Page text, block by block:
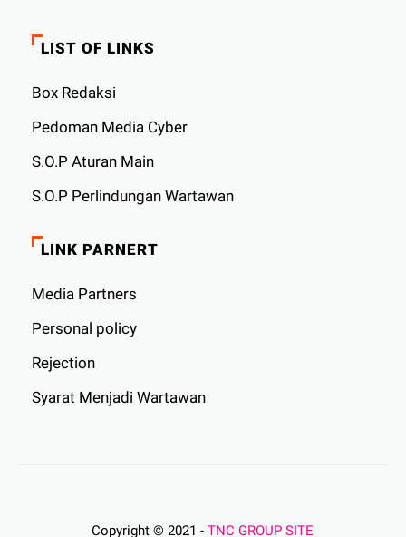
LIST OF LINKS
Box Redaksi
Pedoman Media Cyber
S.O.P Aturan Main
S.O.P Perlindungan Wartawan
LINK PARNERT
Media Partners
Personal policy
Rejection
Syarat Menjadi Wartawan
Copyright © 2021 -TNC GROUP SITE